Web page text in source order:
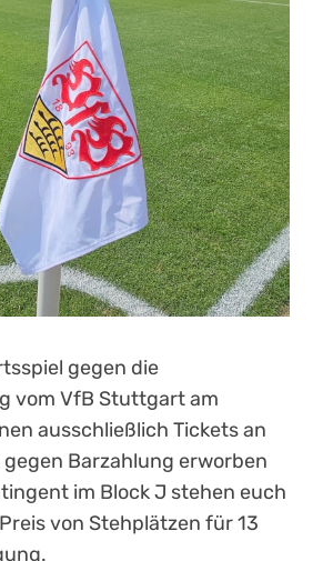
gegen die
vom VfB Stuttgart am
ausschließlich Tickets an
gegen Barzahlung erworben
im Block J stehen euch
von Stehplätzen für 13